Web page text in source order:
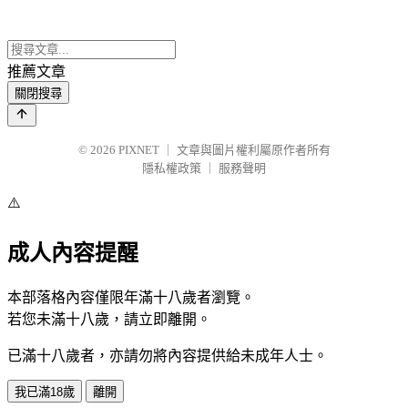
推薦文章
關閉搜尋
© 2026 PIXNET
文章與圖片權利屬原作者所有
隱私權政策
服務聲明
⚠️
成人內容提醒
本部落格內容僅限年滿十八歲者瀏覽。
若您未滿十八歲，請立即離開。
已滿十八歲者，亦請勿將內容提供給未成年人士。
我已滿18歲 離開